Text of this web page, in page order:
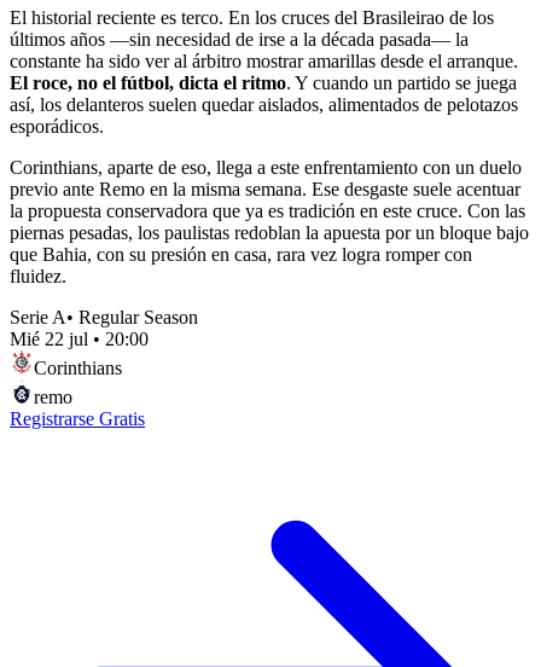
El historial reciente es terco. En los cruces del Brasileirao de los
últimos años —sin necesidad de irse a la década pasada— la
constante ha sido ver al árbitro mostrar amarillas desde el arranque.
El roce, no el fútbol, dicta el ritmo. Y cuando un partido se juega
así, los delanteros suelen quedar aislados, alimentados de pelotazos
esporádicos.
Corinthians, aparte de eso, llega a este enfrentamiento con un duelo
previo ante Remo en la misma semana. Ese desgaste suele acentuar
la propuesta conservadora que ya es tradición en este cruce. Con las
piernas pesadas, los paulistas redoblan la apuesta por un bloque bajo
que Bahia, con su presión en casa, rara vez logra romper con
fluidez.
Serie A• Regular Season
Mié 22 jul • 20:00
Corinthians
remo
Registrarse Gratis